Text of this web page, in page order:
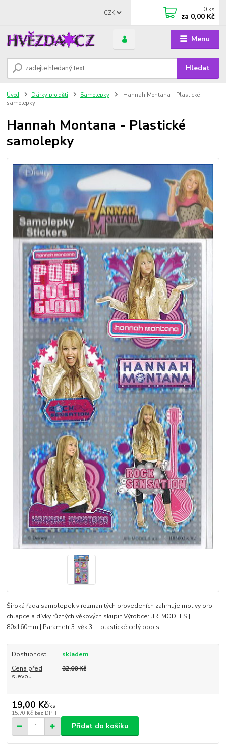
Menu
CZK
Hledat
0 ks
za 0,00 Kč
Úvod Dárky pro děti Samolepky
Hannah Montana - Plastické
samolepky
Hannah Montana - Plastické
samolepky
Široká řada samolepek v rozmanitých provedeních zahrnuje motivy pro
chlapce a dívky různých věkových skupin.Výrobce: JIRI MODELS |
80x160mm | Parametr 3: věk 3+ | plastické celý popis
Dostupnost
skladem
Cena před
slevou
32,00 Kč
19,00 Kč/ks
15,70 Kč bez DPH
Přidat do košíku